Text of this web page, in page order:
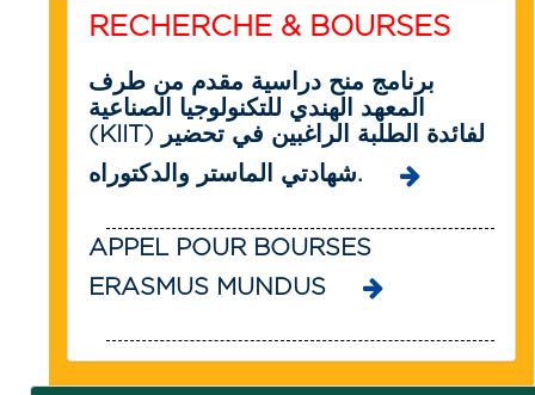
RECHERCHE & BOURSES
برنامج منح دراسية مقدم من طرف
المعهد الهندي للتكنولوجيا الصناعية
(KIIT) لفائدة الطلبة الراغبين في تحضير
شهادتي الماستر والدكتوراه.
APPEL POUR BOURSES
ERASMUS MUNDUS